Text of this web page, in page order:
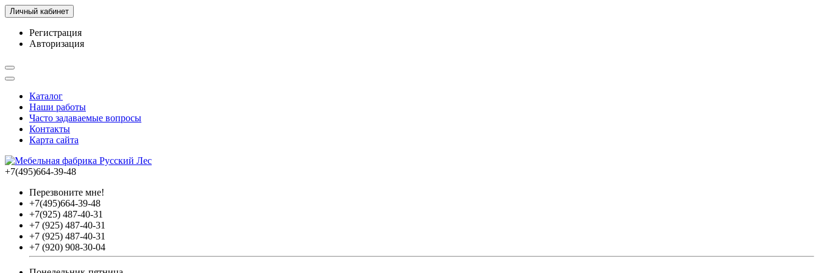
Личный кабинет
Регистрация
Авторизация
Каталог
Наши работы
Часто задаваемые вопросы
Контакты
Карта сайта
+7(495)664-39-48
Перезвоните мне!
+7(495)664-39-48
+7(925) 487-40-31
+7 (925) 487-40-31
+7 (925) 487-40-31
+7 (920) 908-30-04